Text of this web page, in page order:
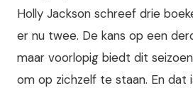
Holly Jackson schreef drie
er nu twee. De kans op een
maar voorlopig biedt dit
om op zichzelf te staan. En dat